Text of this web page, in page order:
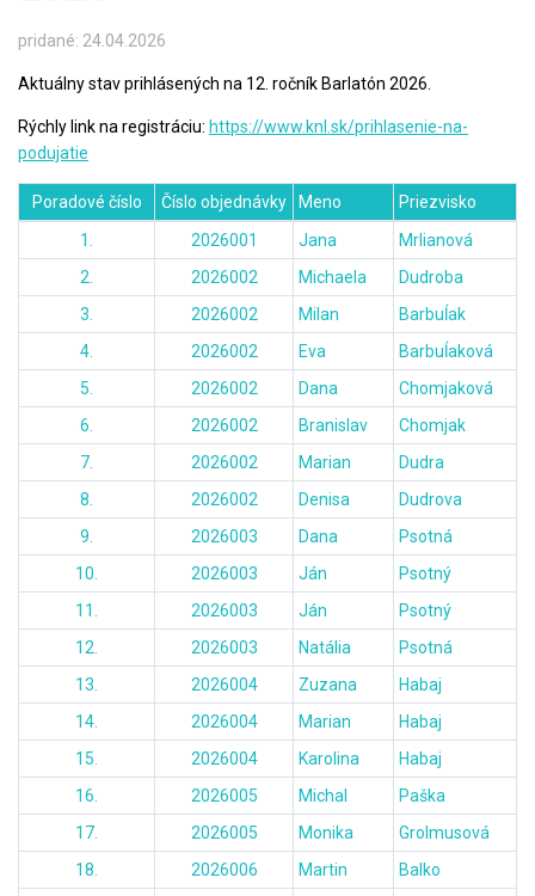
pridané: 24.04.2026
Aktuálny stav prihlásených na 12. ročník Barlatón 2026.
Rýchly link na registráciu: https://www.knl.sk/prihlasenie-na-
podujatie
Poradové číslo Číslo objednávky Meno
Priezvisko
1.
2026001 Jana
Mrlianová
2.
2026002 Michaela
Dudroba
3.
2026002 Milan
Barbuĺak
4.
2026002 Eva
Barbuĺaková
5.
2026002 Dana
Chomjaková
6.
2026002 Branislav
Chomjak
7.
2026002 Marian
Dudra
8.
2026002 Denisa
Dudrova
9.
2026003 Dana
Psotná
10.
2026003 Ján
Psotný
11.
2026003 Ján
Psotný
12.
2026003 Natália
Psotná
13.
2026004 Zuzana
Habaj
14.
2026004 Marian
Habaj
15.
2026004 Karolina
Habaj
16.
2026005 Michal
Paška
17.
2026005 Monika
Grolmusová
18.
2026006 Martin
Balko